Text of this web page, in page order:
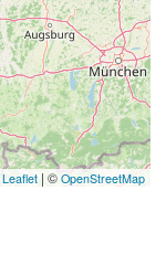
Leaflet | © OpenStreetMap